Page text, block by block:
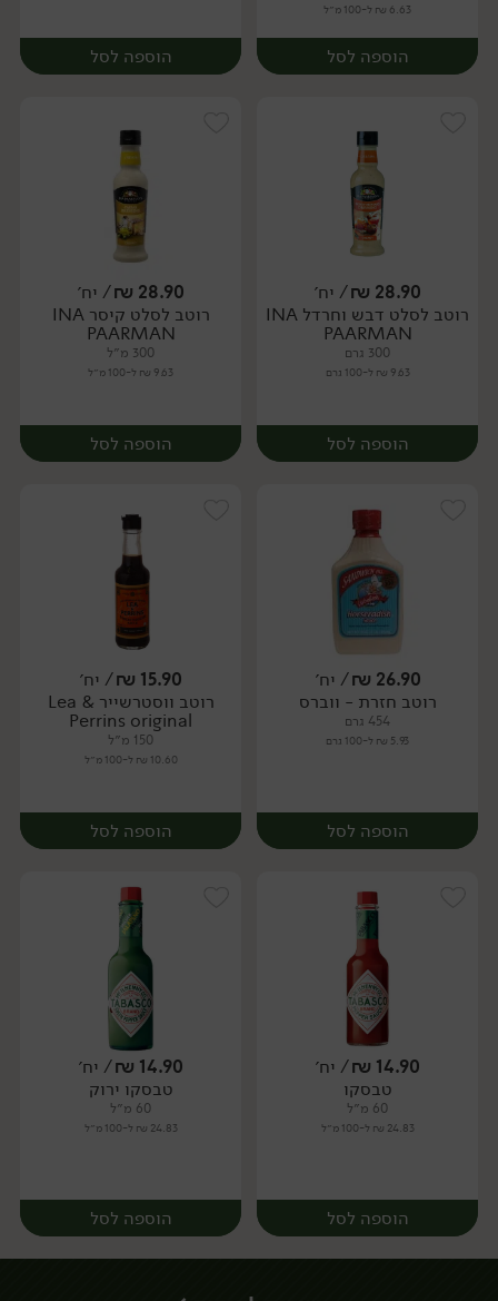
6.63 ₪ ל-100 מ״ל
הוספה לסל
יח׳
הוספה לסל
יח׳
28.90
₪/ יח׳
רוטב לסלט דבש וחרדל INA
PAARMAN
300 גרם
9.63 ₪ ל-100 גרם
הוספה לסל
יח׳
28.90
₪/ יח׳
רוטב לסלט קיסר INA
PAARMAN
300 מ״ל
9.63 ₪ ל-100 מ״ל
הוספה לסל
יח׳
26.90
₪/ יח׳
רוטב חזרת - ווברס
454 גרם
5.93 ₪ ל-100 גרם
הוספה לסל
יח׳
15.90
₪/ יח׳
רוטב ווסטרשייר Lea &
Perrins original
150 מ״ל
10.60 ₪ ל-100 מ״ל
הוספה לסל
יח׳
14.90
₪/ יח׳
טבסקו
60 מ״ל
24.83 ₪ ל-100 מ״ל
הוספה לסל
14.90
₪/ יח׳
טבסקו ירוק
60 מ״ל
24.83 ₪ ל-100 מ״ל
הוספה לסל